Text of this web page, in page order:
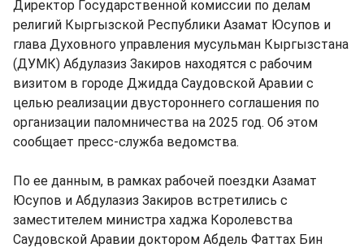
Директор Государственной комиссии по делам
религий Кыргызской Республики Азамат Юсупов и
глава Духовного управления мусульман Кыргызстана
(ДУМК) Абдулазиз Закиров находятся с рабочим
визитом в городе Джидда Саудовской Аравии с
целью реализации двустороннего соглашения по
организации паломничества на 2025 год. Об этом
сообщает пресс-служба ведомства.
По ее данным, в рамках рабочей поездки Азамат
Юсупов и Абдулазиз Закиров встретились с
заместителем министра хаджа Королевства
Саудовской Аравии доктором Абдель Фаттах Бин